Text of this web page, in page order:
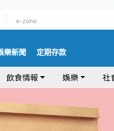
e-zone
樂新聞 定期存款
飲食情報 娛樂 社